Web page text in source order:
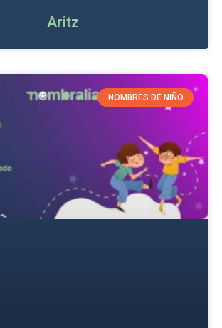
Aritz
NOMBRES DE NIÑO